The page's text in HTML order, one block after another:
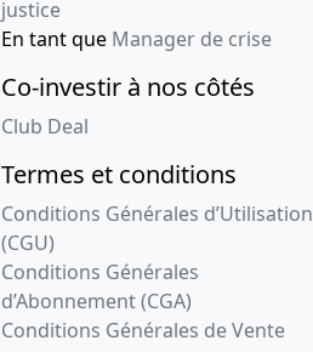
justice
En tant que Manager de crise
Co-investir à nos côtés
Club Deal
Termes et conditions
Conditions Générales d’Utilisation
(CGU)
Conditions Générales
d’Abonnement (CGA)
Conditions Générales de Vente